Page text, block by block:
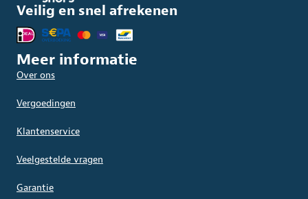
Veilig en snel afrekenen
Meer informatie
Over ons
Vergoedingen
Klantenservice
Veelgestelde vragen
Garantie